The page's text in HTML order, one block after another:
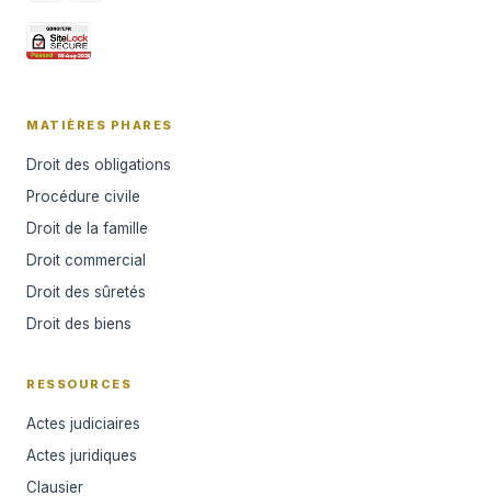
MATIÈRES PHARES
Droit des obligations
Procédure civile
Droit de la famille
Droit commercial
Droit des sûretés
Droit des biens
RESSOURCES
Actes judiciaires
Actes juridiques
Clausier